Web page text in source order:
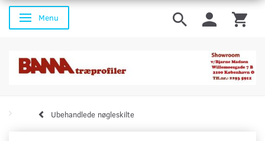
Skifte navigation
Menu
Ubehandlede nøgleskilte